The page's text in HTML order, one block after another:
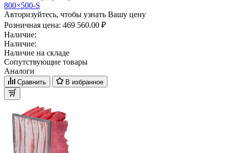
800×500-S
Авторизуйтесь, чтобы узнать Вашу цену
Розничная цена: 469 560.00 ₽
Наличие:
Наличие:
Наличие на складе
Сопутствующие товары
Аналоги
Сравнить В избранное